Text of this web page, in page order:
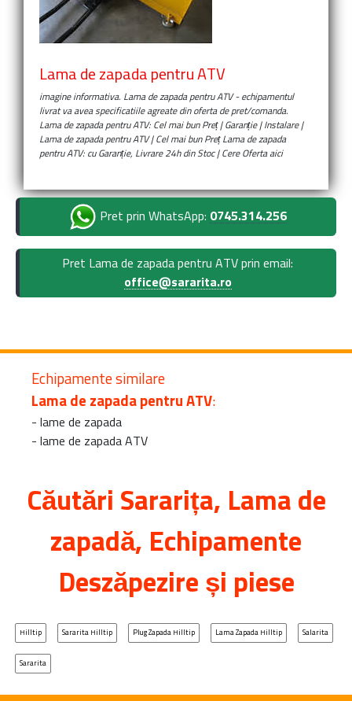
Lama de zapada pentru ATV
imagine informativa. Lama de zapada pentru ATV- echipamentul
livrat va avea specificatiile agreate din oferta de pret/comanda.
Lama de zapada pentru ATV: Cel mai bun Preț | Garanție | Instalare |
Lama de zapada pentru ATV | Cel mai bun Preț Lama de zapada
pentru ATV: cu Garanție, Livrare 24h din Stoc | Cere Oferta aici
Pret prin WhatsApp: 0745.314.256
Pret Lama de zapada pentru ATV prin email:
office@sararita.ro
Echipamente similare
Lama de zapada pentru ATV:
- lame de zapada
- lame de zapada ATV
Căutări Sararița, Lama de
zapadă, Echipamente
Deszăpezire și piese
Hilltip Sararita Hilltip Plug Zapada Hilltip Lama Zapada Hilltip Salarita
Sararita